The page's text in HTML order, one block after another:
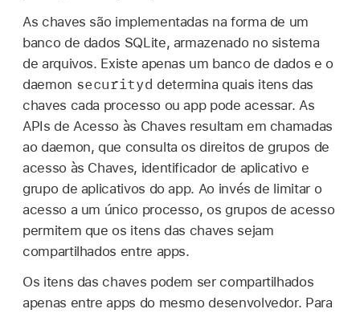
As chaves são implementadas na forma de um
banco de dados SQLite, armazenado no sistema
de arquivos. Existe apenas um banco de dados e o
daemon securityd determina quais itens das
chaves cada processo ou app pode acessar. As
APIs de Acesso às Chaves resultam em chamadas
ao daemon, que consulta os direitos de grupos de
acesso às Chaves, identificador de aplicativo e
grupo de aplicativos do app. Ao invés de limitar o
acesso a um único processo, os grupos de acesso
permitem que os itens das chaves sejam
compartilhados entre apps.
Os itens das chaves podem ser compartilhados
apenas entre apps do mesmo desenvolvedor. Para